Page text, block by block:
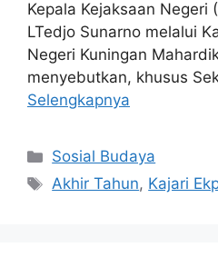
Kepala Kejaksaan Negeri
LTedjo Sunarno melalui
Negeri Kuningan
menyebutkan, khusus
Selengkapnya
Kategori
Sosial Budaya
Tag
Akhir Tahun, Kajari